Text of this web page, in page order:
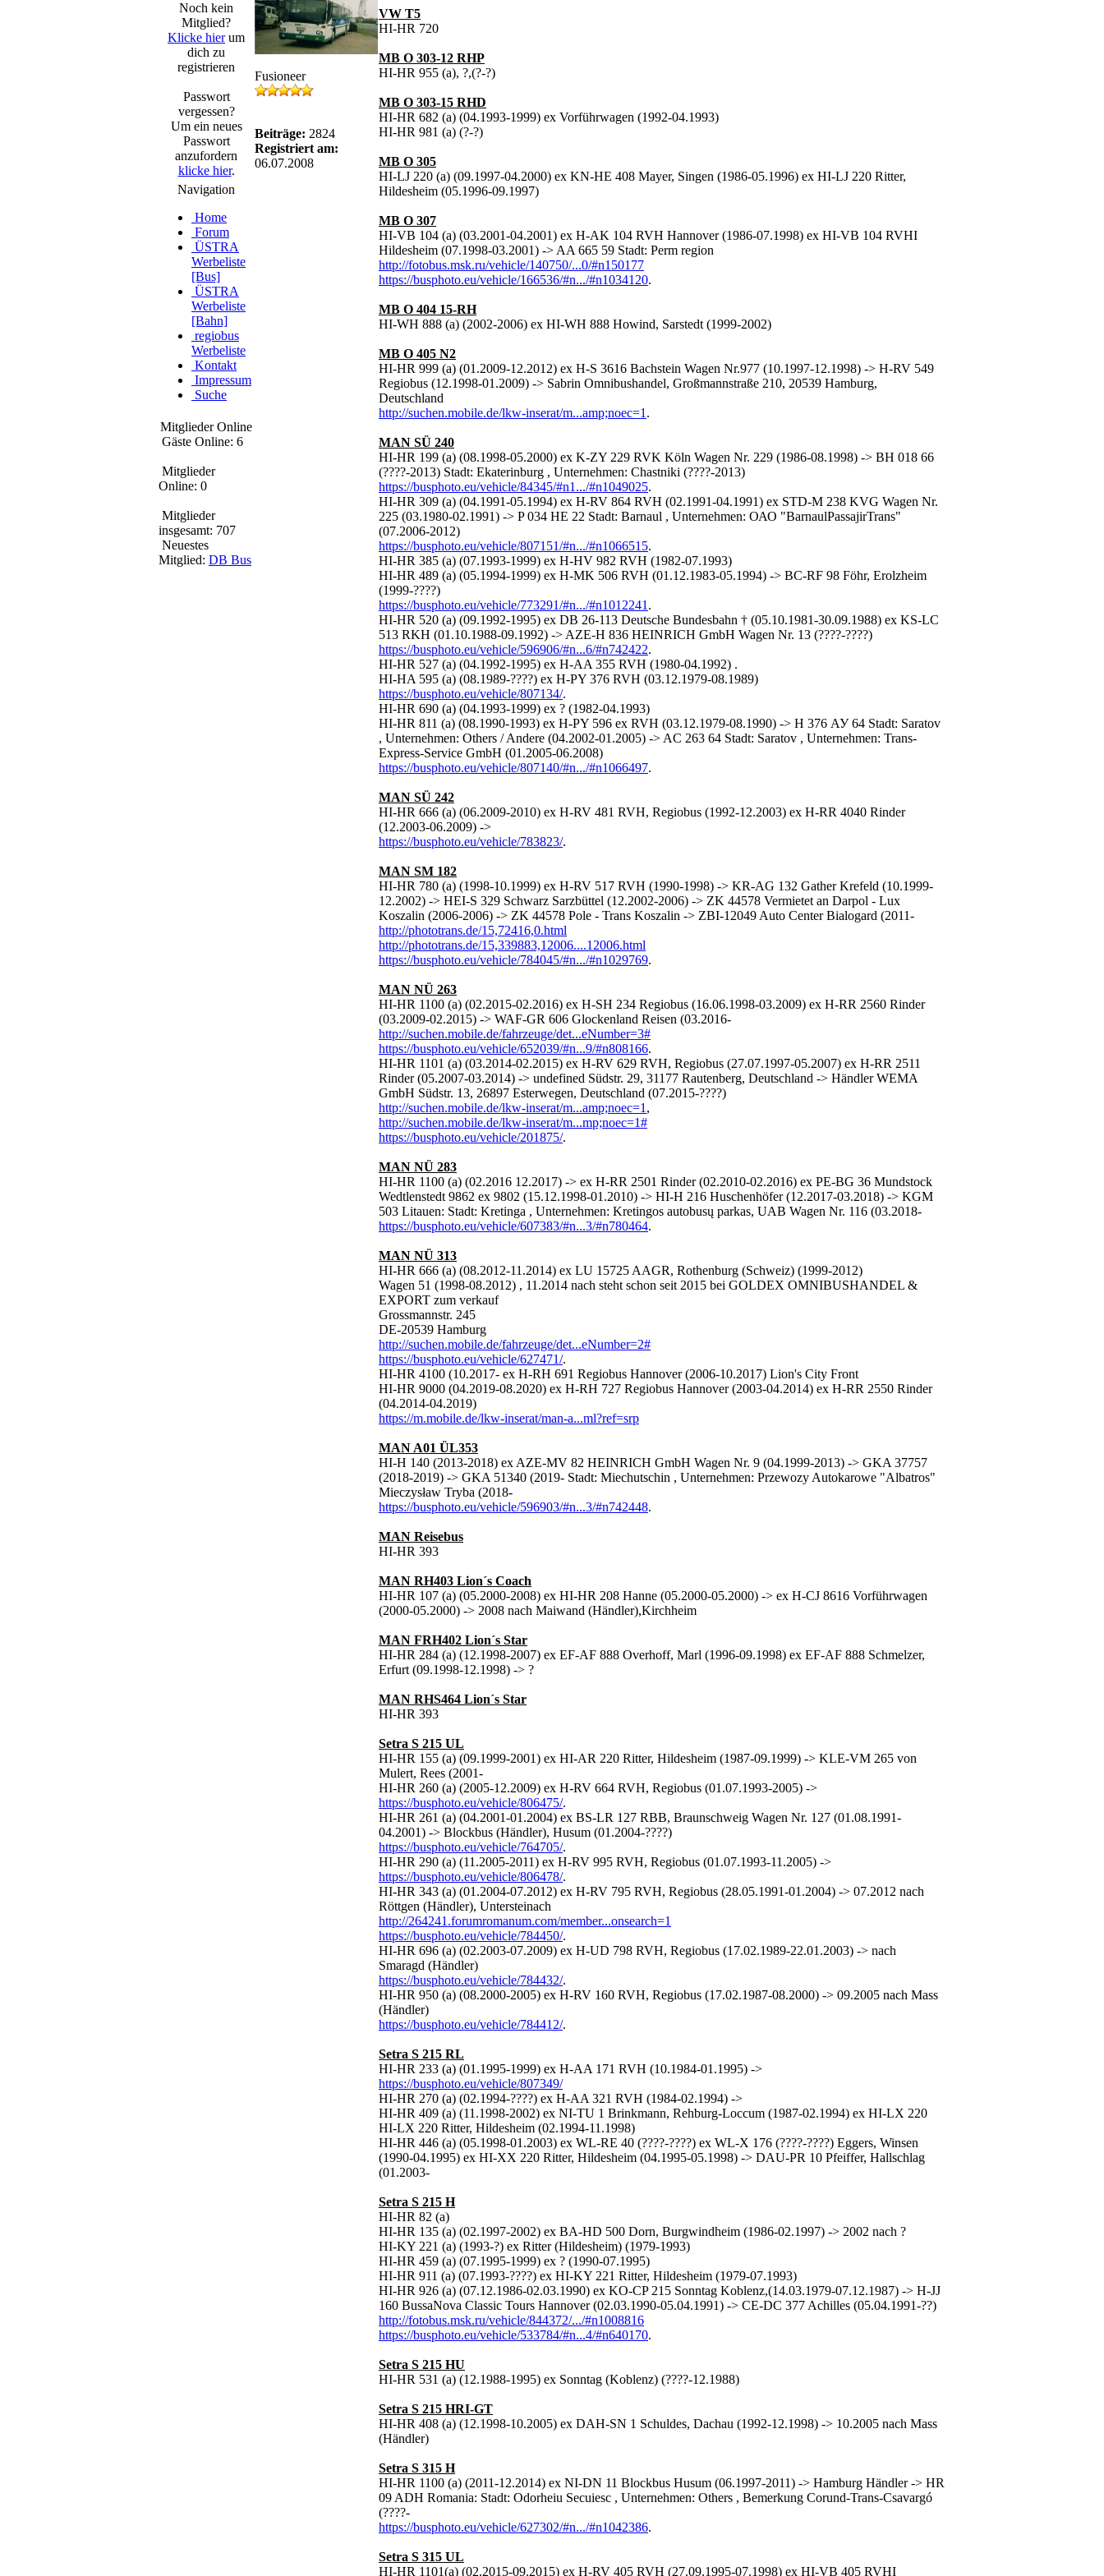
Noch kein
Mitglied?
Klicke hierum
dich zu
registrieren
Passwort
vergessen?
Um ein neues
Passwort
anzufordern
klicke hier.
Navigation
Home
Forum
ÜSTRA
Werbeliste
[Bus]
ÜSTRA
Werbeliste
[Bahn]
regiobus
Werbeliste
Kontakt
Impressum
Suche
Mitglieder Online
Gäste Online: 6
Mitglieder
Online: 0
Mitglieder
insgesamt: 707
Neuestes
Mitglied: DB Bus
Fusioneer
Beiträge: 2824
Registriert am:
06.07.2008
VW T5
HI-HR 720
MB O 303-12 RHP
HI-HR 955 (a), ?,(?-?)
MB O 303-15 RHD
HI-HR 682 (a) (04.1993-1999) ex Vorführwagen (1992-04.1993)
HI-HR 981 (a) (?-?)
MB O 305
HI-LJ 220 (a) (09.1997-04.2000) ex KN-HE 408 Mayer, Singen (1986-05.1996) ex HI-LJ 220 Ritter,
Hildesheim (05.1996-09.1997)
MB O 307
HI-VB 104 (a) (03.2001-04.2001) ex H-AK 104 RVH Hannover (1986-07.1998) ex HI-VB 104 RVHI
Hildesheim (07.1998-03.2001) -> AA 665 59 Stadt: Perm region
http://fotobus.msk.ru/vehicle/140750/...0/#n150177
https://busphoto.eu/vehicle/166536/#n.../#n1034120.
MB O 404 15-RH
HI-WH 888 (a) (2002-2006) ex HI-WH 888 Howind, Sarstedt (1999-2002)
MB O 405 N2
HI-HR 999 (a) (01.2009-12.2012) ex H-S 3616 Bachstein Wagen Nr.977 (10.1997-12.1998) -> H-RV 549
Regiobus (12.1998-01.2009) -> Sabrin Omnibushandel, Großmannstraße 210, 20539 Hamburg,
Deutschland
http://suchen.mobile.de/lkw-inserat/m...amp;noec=1 .
MAN SÜ 240
HI-HR 199 (a) (08.1998-05.2000) ex K-ZY 229 RVK Köln Wagen Nr. 229 (1986-08.1998) -> ВН 018 66
(????-2013) Stadt: Ekaterinburg , Unternehmen: Chastniki (????-2013)
https://busphoto.eu/vehicle/84345/#n1.../#n1049025.
HI-HR 309 (a) (04.1991-05.1994) ex H-RV 864 RVH (02.1991-04.1991) ex STD-M 238 KVG Wagen Nr.
225 (03.1980-02.1991) -> P 034 HE 22 Stadt: Barnaul , Unternehmen: ОАО "BarnaulPassajirTrans"
(07.2006-2012)
https://busphoto.eu/vehicle/807151/#n.../#n1066515.
HI-HR 385 (a) (07.1993-1999) ex H-HV 982 RVH (1982-07.1993)
HI-HR 489 (a) (05.1994-1999) ex H-MK 506 RVH (01.12.1983-05.1994) -> BC-RF 98 Föhr, Erolzheim
(1999-????)
https://busphoto.eu/vehicle/773291/#n.../#n1012241 .
HI-HR 520 (a) (09.1992-1995) ex DB 26-113 Deutsche Bundesbahn † (05.10.1981-30.09.1988) ex KS-LC
513 RKH (01.10.1988-09.1992) -> AZE-H 836 HEINRICH GmbH Wagen Nr. 13 (????-????)
https://busphoto.eu/vehicle/596906/#n...6/#n742422.
HI-HR 527 (a) (04.1992-1995) ex H-AA 355 RVH (1980-04.1992) .
HI-HA 595 (a) (08.1989-????) ex H-PY 376 RVH (03.12.1979-08.1989)
https://busphoto.eu/vehicle/807134/.
HI-HR 690 (a) (04.1993-1999) ex ? (1982-04.1993)
HI-HR 811 (a) (08.1990-1993) ex H-PY 596 ex RVH (03.12.1979-08.1990) -> Н 376 АУ 64 Stadt: Saratov
, Unternehmen: Others / Andere (04.2002-01.2005) -> AC 263 64 Stadt: Saratov , Unternehmen: Trans-
Express-Service GmbH (01.2005-06.2008)
https://busphoto.eu/vehicle/807140/#n.../#n1066497.
MAN SÜ 242
HI-HR 666 (a) (06.2009-2010) ex H-RV 481 RVH, Regiobus (1992-12.2003) ex H-RR 4040 Rinder
(12.2003-06.2009) ->
https://busphoto.eu/vehicle/783823/.
MAN SM 182
HI-HR 780 (a) (1998-10.1999) ex H-RV 517 RVH (1990-1998) -> KR-AG 132 Gather Krefeld (10.1999-
12.2002) -> HEI-S 329 Schwarz Sarzbüttel (12.2002-2006) -> ZK 44578 Vermietet an Darpol - Lux
Koszalin (2006-2006) -> ZK 44578 Pole - Trans Koszalin -> ZBI-12049 Auto Center Bialogard (2011-
http://phototrans.de/15,72416,0.html
http://phototrans.de/15,339883,12006....12006.html
https://busphoto.eu/vehicle/784045/#n.../#n1029769.
MAN NÜ 263
HI-HR 1100 (a) (02.2015-02.2016) ex H-SH 234 Regiobus (16.06.1998-03.2009) ex H-RR 2560 Rinder
(03.2009-02.2015) -> WAF-GR 606 Glockenland Reisen (03.2016-
http://suchen.mobile.de/fahrzeuge/det...eNumber=3#
https://busphoto.eu/vehicle/652039/#n...9/#n808166.
HI-HR 1101 (a) (03.2014-02.2015) ex H-RV 629 RVH, Regiobus (27.07.1997-05.2007) ex H-RR 2511
Rinder (05.2007-03.2014) -> undefined Südstr. 29, 31177 Rautenberg, Deutschland -> Händler WEMA
GmbH Südstr. 13, 26897 Esterwegen, Deutschland (07.2015-????)
http://suchen.mobile.de/lkw-inserat/m...amp;noec=1 ,
http://suchen.mobile.de/lkw-inserat/m...mp;noec=1#
https://busphoto.eu/vehicle/201875/.
MAN NÜ 283
HI-HR 1100 (a) (02.2016 12.2017) -> ex H-RR 2501 Rinder (02.2010-02.2016) ex PE-BG 36 Mundstock
Wedtlenstedt 9862 ex 9802 (15.12.1998-01.2010) -> HI-H 216 Huschenhöfer (12.2017-03.2018) -> KGM
503 Litauen: Stadt: Kretinga , Unternehmen: Kretingos autobusų parkas, UAB Wagen Nr. 116 (03.2018-
https://busphoto.eu/vehicle/607383/#n...3/#n780464.
MAN NÜ 313
HI-HR 666 (a) (08.2012-11.2014) ex LU 15725 AAGR, Rothenburg (Schweiz) (1999-2012)
Wagen 51 (1998-08.2012) , 11.2014 nach steht schon seit 2015 bei GOLDEX OMNIBUSHANDEL &
EXPORT zum verkauf
Grossmannstr. 245
DE-20539 Hamburg
http://suchen.mobile.de/fahrzeuge/det...eNumber=2#
https://busphoto.eu/vehicle/627471/.
HI-HR 4100 (10.2017- ex H-RH 691 Regiobus Hannover (2006-10.2017) Lion's City Front
HI-HR 9000 (04.2019-08.2020) ex H-RH 727 Regiobus Hannover (2003-04.2014) ex H-RR 2550 Rinder
(04.2014-04.2019)
https://m.mobile.de/lkw-inserat/man-a...ml?ref=srp
MAN A01 ÜL353
HI-H 140 (2013-2018) ex AZE-MV 82 HEINRICH GmbH Wagen Nr. 9 (04.1999-2013) -> GKA 37757
(2018-2019) -> GKA 51340 (2019- Stadt: Miechutschin , Unternehmen: Przewozy Autokarowe "Albatros"
Mieczysław Tryba (2018-
https://busphoto.eu/vehicle/596903/#n...3/#n742448.
MAN Reisebus
HI-HR 393
MAN RH403 Lion´s Coach
HI-HR 107 (a) (05.2000-2008) ex HI-HR 208 Hanne (05.2000-05.2000) -> ex H-CJ 8616 Vorführwagen
(2000-05.2000) -> 2008 nach Maiwand (Händler),Kirchheim
MAN FRH402 Lion´s Star
HI-HR 284 (a) (12.1998-2007) ex EF-AF 888 Overhoff, Marl (1996-09.1998) ex EF-AF 888 Schmelzer,
Erfurt (09.1998-12.1998) -> ?
MAN RHS464 Lion´s Star
HI-HR 393
Setra S 215 UL
HI-HR 155 (a) (09.1999-2001) ex HI-AR 220 Ritter, Hildesheim (1987-09.1999) -> KLE-VM 265 von
Mulert, Rees (2001-
HI-HR 260 (a) (2005-12.2009) ex H-RV 664 RVH, Regiobus (01.07.1993-2005) ->
https://busphoto.eu/vehicle/806475/.
HI-HR 261 (a) (04.2001-01.2004) ex BS-LR 127 RBB, Braunschweig Wagen Nr. 127 (01.08.1991-
04.2001) -> Blockbus (Händler), Husum (01.2004-????)
https://busphoto.eu/vehicle/764705/.
HI-HR 290 (a) (11.2005-2011) ex H-RV 995 RVH, Regiobus (01.07.1993-11.2005) ->
https://busphoto.eu/vehicle/806478/.
HI-HR 343 (a) (01.2004-07.2012) ex H-RV 795 RVH, Regiobus (28.05.1991-01.2004) -> 07.2012 nach
Röttgen (Händler), Untersteinach
http://264241.forumromanum.com/member...onsearch=1
https://busphoto.eu/vehicle/784450/.
HI-HR 696 (a) (02.2003-07.2009) ex H-UD 798 RVH, Regiobus (17.02.1989-22.01.2003) -> nach
Smaragd (Händler)
https://busphoto.eu/vehicle/784432/.
HI-HR 950 (a) (08.2000-2005) ex H-RV 160 RVH, Regiobus (17.02.1987-08.2000) -> 09.2005 nach Mass
(Händler)
https://busphoto.eu/vehicle/784412/.
Setra S 215 RL
HI-HR 233 (a) (01.1995-1999) ex H-AA 171 RVH (10.1984-01.1995) ->
https://busphoto.eu/vehicle/807349/
HI-HR 270 (a) (02.1994-????) ex H-AA 321 RVH (1984-02.1994) ->
HI-HR 409 (a) (11.1998-2002) ex NI-TU 1 Brinkmann, Rehburg-Loccum (1987-02.1994) ex HI-LX 220
HI-LX 220 Ritter, Hildesheim (02.1994-11.1998)
HI-HR 446 (a) (05.1998-01.2003) ex WL-RE 40 (????-????) ex WL-X 176 (????-????) Eggers, Winsen
(1990-04.1995) ex HI-XX 220 Ritter, Hildesheim (04.1995-05.1998) -> DAU-PR 10 Pfeiffer, Hallschlag
(01.2003-
Setra S 215 H
HI-HR 82 (a)
HI-HR 135 (a) (02.1997-2002) ex BA-HD 500 Dorn, Burgwindheim (1986-02.1997) -> 2002 nach ?
HI-KY 221 (a) (1993-?) ex Ritter (Hildesheim) (1979-1993)
HI-HR 459 (a) (07.1995-1999) ex ? (1990-07.1995)
HI-HR 911 (a) (07.1993-????) ex HI-KY 221 Ritter, Hildesheim (1979-07.1993)
HI-HR 926 (a) (07.12.1986-02.03.1990) ex KO-CP 215 Sonntag Koblenz,(14.03.1979-07.12.1987) -> H-JJ
160 BussaNova Classic Tours Hannover (02.03.1990-05.04.1991) -> CE-DC 377 Achilles (05.04.1991-??)
http://fotobus.msk.ru/vehicle/844372/.../#n1008816
https://busphoto.eu/vehicle/533784/#n...4/#n640170.
Setra S 215 HU
HI-HR 531 (a) (12.1988-1995) ex Sonntag (Koblenz) (????-12.1988)
Setra S 215 HRI-GT
HI-HR 408 (a) (12.1998-10.2005) ex DAH-SN 1 Schuldes, Dachau (1992-12.1998) -> 10.2005 nach Mass
(Händler)
Setra S 315 H
HI-HR 1100 (a) (2011-12.2014) ex NI-DN 11 Blockbus Husum (06.1997-2011) -> Hamburg Händler -> HR
09 ADH Romania: Stadt: Odorheiu Secuiesc , Unternehmen: Others , Bemerkung Corund-Trans-Csavargó
(????-
https://busphoto.eu/vehicle/627302/#n.../#n1042386.
Setra S 315 UL
HI-HR 1101(a) (02.2015-09.2015) ex H-RV 405 RVH (27.09.1995-07.1998) ex HI-VB 405 RVHI